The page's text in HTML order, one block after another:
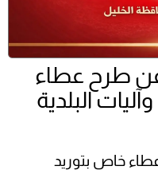
عن طرح عطاء
البلدية
خاص بتوريد